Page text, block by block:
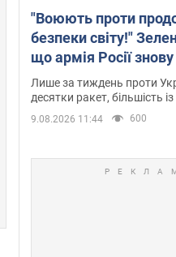
"Воюють проти
безпеки світу!"
що армія Росії
в Одесі
Лише за тиждень проти
десятки ракет, більшість
9.08.2026 11:44 600